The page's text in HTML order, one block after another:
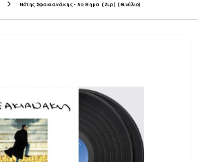
Νότης Σφακιανάκης - 5ο Βημα (2Lp) (Βινύλιο)